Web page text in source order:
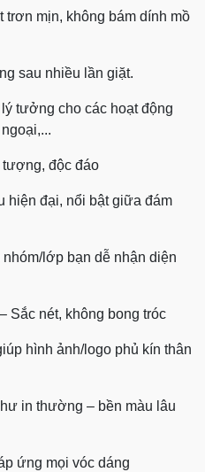
trơn mịn, không bám dính mồ
sau nhiều lần giặt.
tưởng cho các hoạt động
tượng, độc đáo
hiện đại, nổi bật giữa đám
lớp bạn dễ nhận diện
Sắc nét, không bong tróc
hình ảnh/logo phủ kín thân
in thường – bền màu lâu
ứng mọi vóc dáng